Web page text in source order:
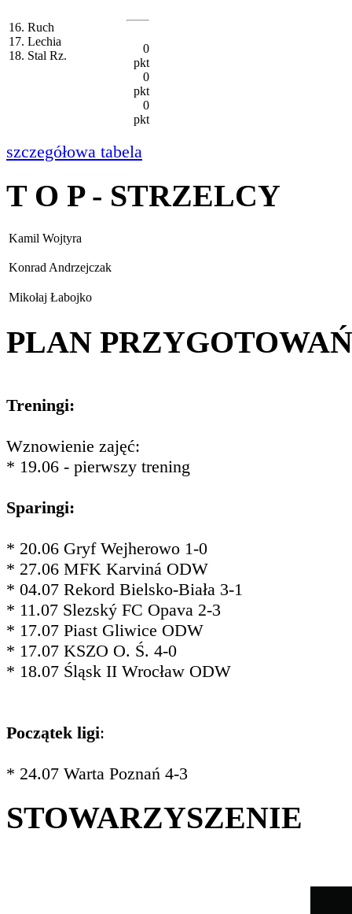
16. Ruch
17. Lechia
18. Stal Rz.
0
pkt
0
pkt
0
pkt
szczegółowa tabela
T O P - STRZELCY
Kamil Wojtyra
Konrad Andrzejczak
Mikołaj Łabojko
PLAN PRZYGOTOWAŃ
Treningi:
Wznowienie zajęć:
* 19.06 - pierwszy trening
Sparingi:
* 20.06 Gryf Wejherowo 1-0
* 27.06 MFK Karviná ODW
* 04.07 Rekord Bielsko-Biała 3-1
* 11.07 Slezský FC Opava 2-3
* 17.07 Piast Gliwice ODW
* 17.07 KSZO O. Ś. 4-0
* 18.07 Śląsk II Wrocław ODW
Początek ligi:
* 24.07 Warta Poznań 4-3
STOWARZYSZENIE